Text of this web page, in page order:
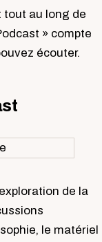
au long de
» compte
écouter.
de la
le matériel